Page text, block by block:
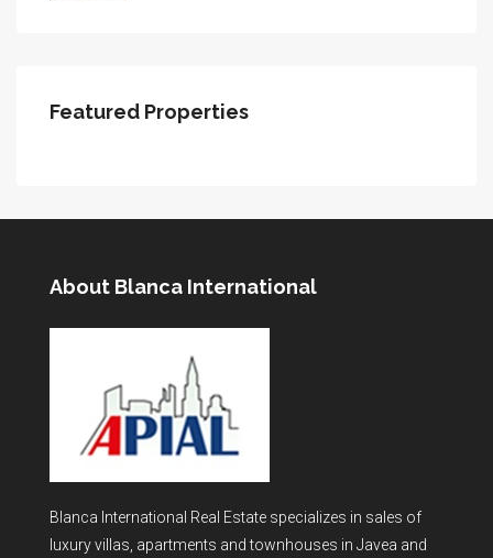
Featured Properties
About Blanca International
Blanca International Real Estate specializes in sales of
luxury villas, apartments and townhouses in Javea and